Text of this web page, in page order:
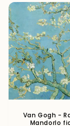
Van Gogh -
Mandorlo